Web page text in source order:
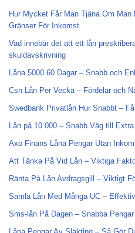
Hur Mycket Får Man Tjäna Om Man
Gränser För Inkomst
Vad innebär det att ett lån
skuldavskrivning
Låna 5000 60 Dagar – Snabb och
Csn Lån Per Vecka – Fördelar och
Swedbank Privatlån Hur Snabbt –
Lån på 10 000 – Snabb Väg till
Axo Finans Låna Pengar Utan
Att Tänka På Vid Lån – Viktiga
Ränta På Lån Avdragsgill – Viktigt
Samla Lån Med Många UC –
Sms-lån På Dagen – Snabba